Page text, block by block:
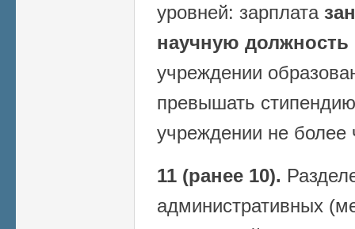
уровней: зарплата
научную должность
учреждении
превышать
учреждении не
11 (ранее 10).
административных